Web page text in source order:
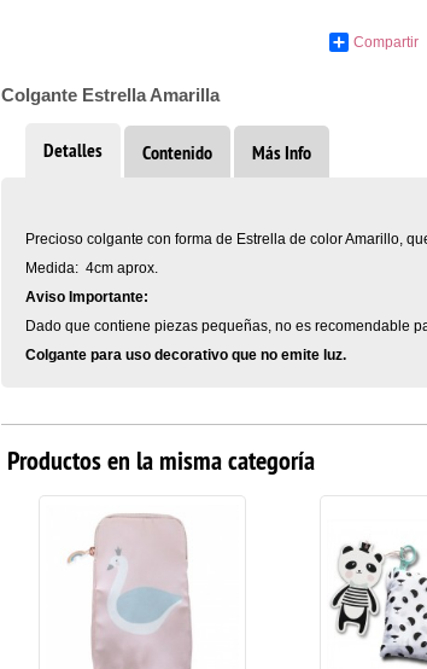
Compartir
Colgante Estrella Amarilla
Detalles Contenido Más Info
Precioso colgante con forma de Estrella de color Amarillo,
Medida: 4cm aprox.
Aviso Importante:
Dado que contiene piezas pequeñas, no es recomendable
Colgante para uso decorativo que no emite luz.
Productos en la misma categoría